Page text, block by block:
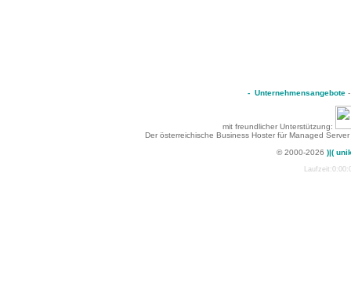
- Unternehmensangebote
mit freundlicher Unterstützung:
Der österreichische Business Hoster für Managed
© 2000-2026 )|(